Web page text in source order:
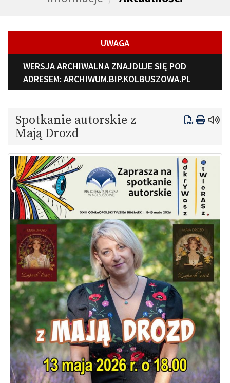
UWAGA
WERSJA ARCHIWALNA ZNAJDUJE SIĘ POD
ADRESEM: ARCHIWUM.BIP.KOLBUSZOWA.PL
Spotkanie autorskie z
Mają Drozd